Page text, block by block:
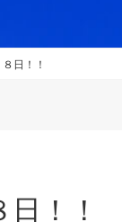
日！！
！！